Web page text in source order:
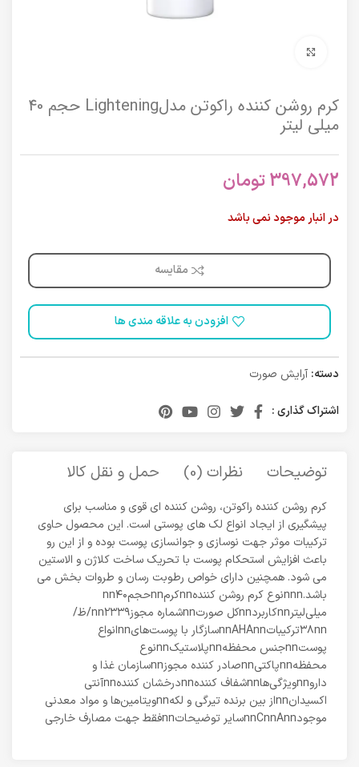
کرم روشن کننده راکوتن مدلLightening حجم 40
میلی لیتر
397,572تومان
در انبار موجود نمی باشد
مقایسه
افزودن به علاقه مندی ها
دسته: آرایش صورت
اشتراک گذاری :
توضیحات نظرات (0) حمل و نقل کالا
کرم روشن کننده راکوتن، روشن کننده ای قوی و مناسب برای
پیشگیری از ایجاد انواع لک های پوستی است. این محصول حاوی
ترکیبات موثر جهت نوسازی و جوانسازی پوست بوده و از این رو
باعث افزایش استحکام پوست با تحریک ساخت کلاژن و الاستین
می شود. همچنین دارای خواص رطوبت رسان و طروات بخش می
باشد.nnnنوع کرم روشن کنندهnnکرمnnحجمnn۴۰
میلی‌لیترnnکاربردnnکل صورتnnشماره مجوزnn۲۳۳۹/ظ/
۳۸nnترکیباتnnAHAnnسازگار با پوست‌هایnnانواع
پوستnnجنس محفظهnnپلاستیکnnنوع
محفظهnnپاکتیnnصادر کننده مجوزnnسازمان غذا و
داروnnویژگی‌هاnnشفاف کنندهnnدرخشان کنندهnnآنتی
اکسیدانnnاز بین برنده تیرگی و لکهnnویتامین‌ها و مواد معدنی
موجودnnCnnAnnسایر توضیحاتnnفقط جهت مصارف خارجی